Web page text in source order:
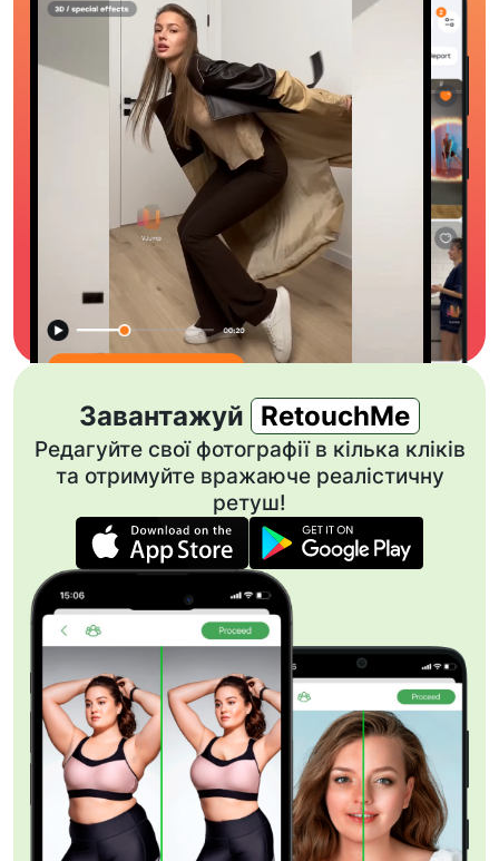
Завантажуй RetouchMe
Редагуйте свої фотографії в кілька кліків
та отримуйте вражаюче реалістичну
ретуш!